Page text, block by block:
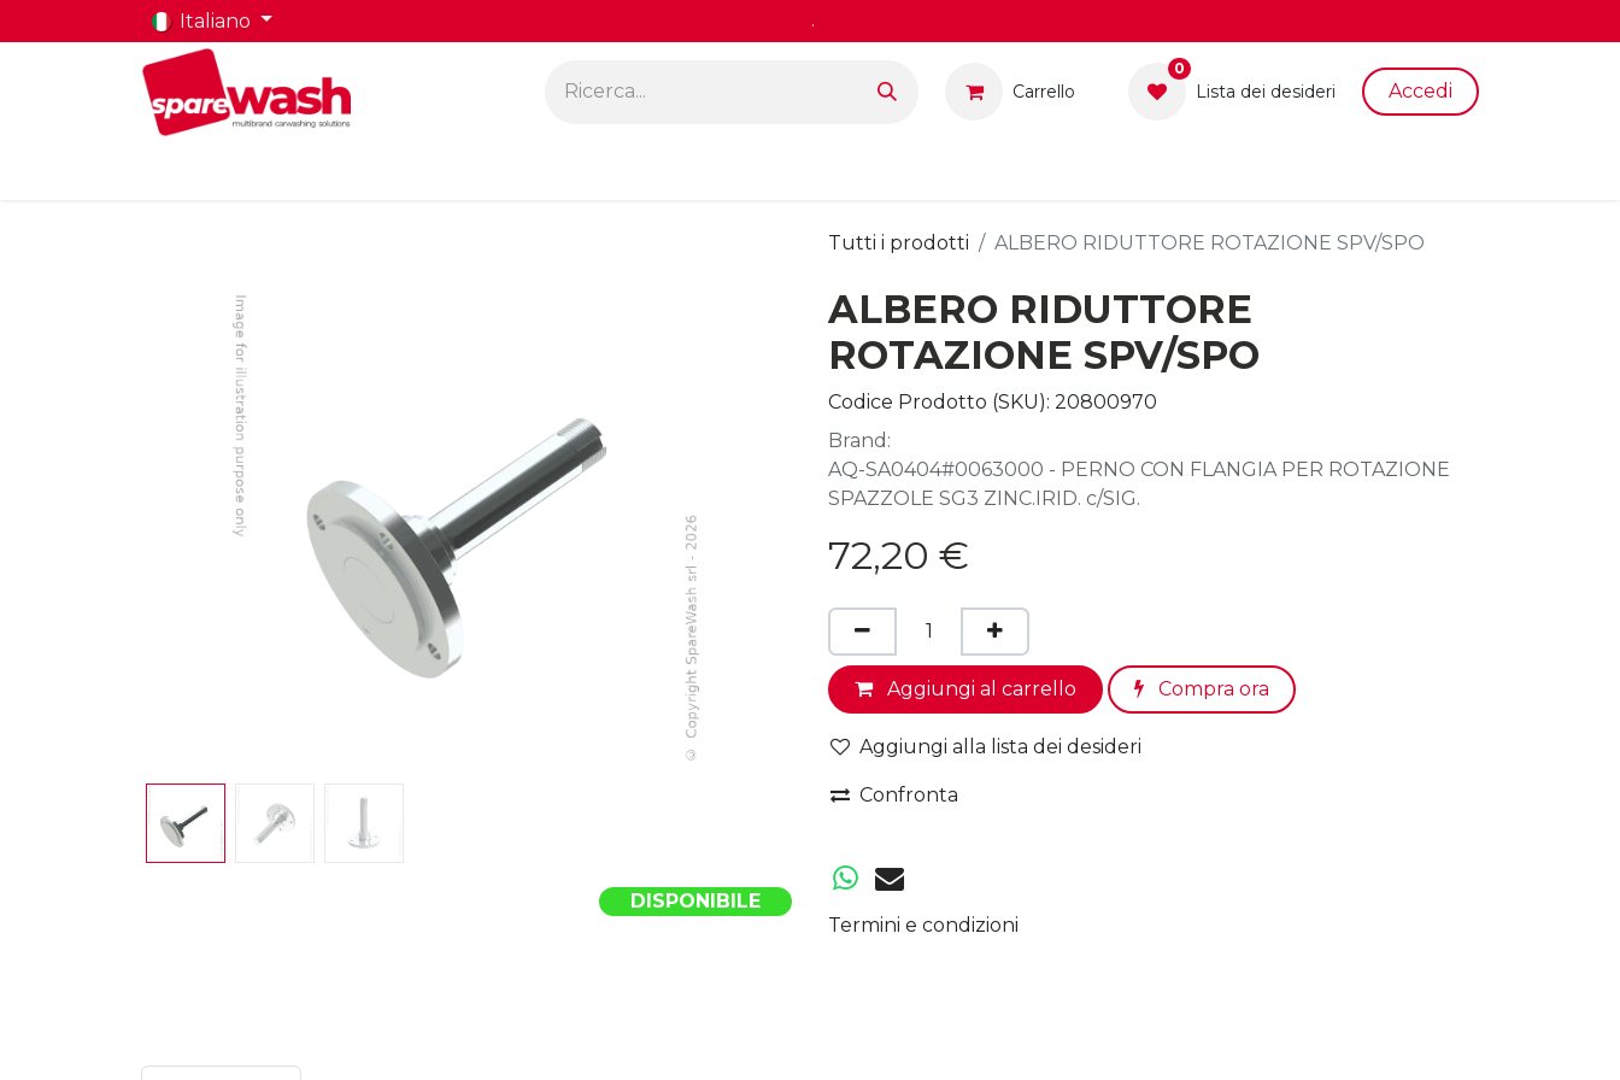
Italiano .
Carrello
0
Lista dei desid​eri Accedi
Tutti i prodotti ALBERO RIDUTTORE ROTAZIONE SPV/SPO
DISPONIBILE
ALBERO RIDUTTORE
ROTAZIONE SPV/SPO
Codice Prodotto (SKU): 20800970
Brand:
AQ-SA0404#0063000 - PERNO CON FLANGIA PER ROTAZIONE
SPAZZOLE SG3 ZINC.IRID. c/SIG.
72,20 €
Aggiungi al carrello Compra ora
Aggiungi alla lista dei desideri
Confronta
Termini e condizioni